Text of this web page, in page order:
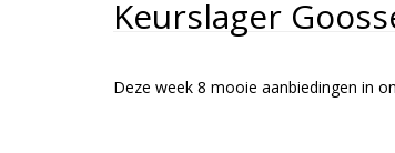
Keurslager
Deze week 8 mooie aanbiedingen in